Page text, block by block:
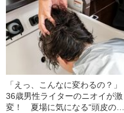
語る”《日本興収70億円突破》
「えっ、こんなに変わるの？」
36歳男性ライターのニオイが激
変！ 夏場に気になる“頭皮のニ